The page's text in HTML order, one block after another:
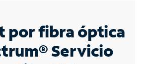
por fibra óptica
Servicio